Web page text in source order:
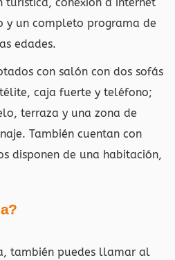
un completo programa de
edades.
con salón con dos sofás
caja fuerte y teléfono;
terraza y una zona de
También cuentan con
disponen de una habitación,
también puedes llamar al